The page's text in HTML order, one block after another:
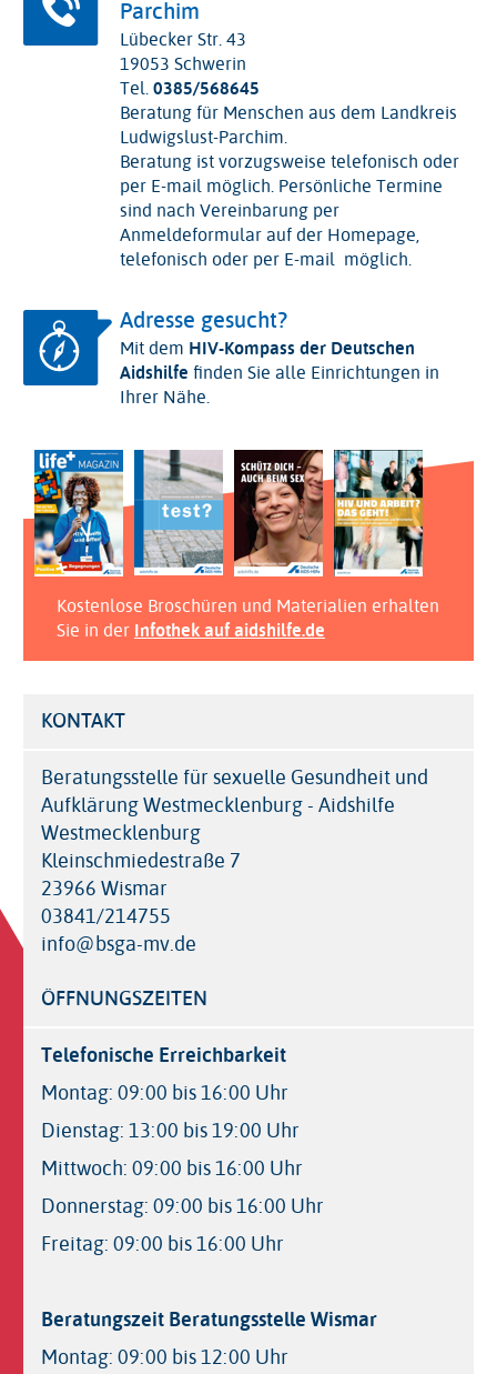
Parchim
Lübecker Str. 43
19053 Schwerin
Tel.0385/568645
Beratung für Menschen aus dem Landkreis
Ludwigslust-Parchim.
Beratung ist vorzugsweise telefonisch oder
per E-mail möglich. Persönliche Termine
sind nach Vereinbarung per
Anmeldeformular auf der Homepage,
telefonisch oder per E-mail möglich.
Adresse gesucht?
Mit dem HIV-Kompass der Deutschen
Aidshilfe finden Sie alle Einrichtungen in
Ihrer Nähe.
Kostenlose Broschüren und Materialien erhalten
Sie in der Infothek auf aidshilfe.de
KONTAKT
Beratungsstelle für sexuelle Gesundheit und
Aufklärung Westmecklenburg - Aidshilfe
Westmecklenburg
Kleinschmiedestraße 7
23966 Wismar
03841/214755
info@bsga-mv.de
ÖFFNUNGSZEITEN
Telefonische Erreichbarkeit
Montag: 09:00 bis 16:00 Uhr
Dienstag: 13:00 bis 19:00 Uhr
Mittwoch: 09:00 bis 16:00 Uhr
Donnerstag: 09:00 bis 16:00 Uhr
Freitag: 09:00 bis 16:00 Uhr
Beratungszeit Beratungsstelle Wismar
Montag: 09:00 bis 12:00 Uhr